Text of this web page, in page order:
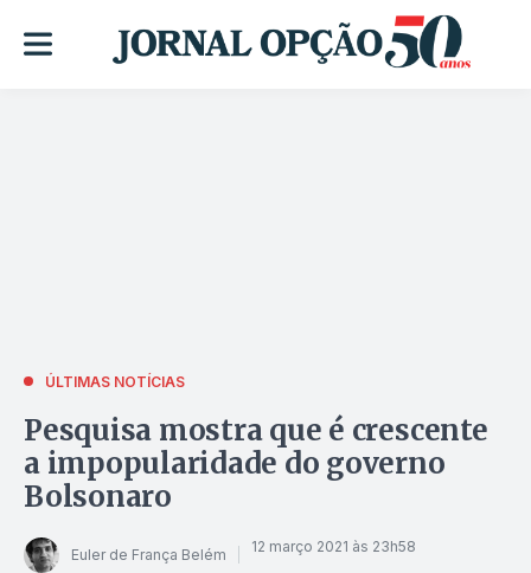
ÚLTIMAS NOTÍCIAS
Pesquisa mostra que é crescente
a impopularidade do governo
Bolsonaro
Euler de França Belém 12 março 2021 às 23h58